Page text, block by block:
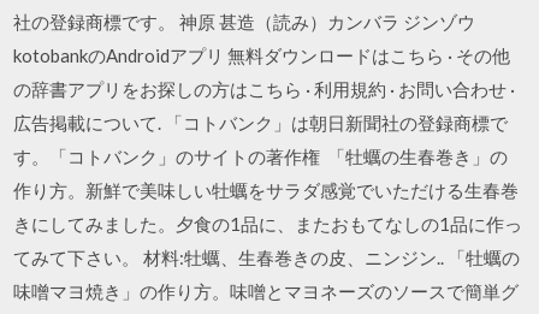
社の登録商標です。 神原 甚造（読み）カンバラ ジンゾウ
kotobankのAndroidアプリ 無料ダウンロードはこちら · その他
の辞書アプリをお探しの方はこちら · 利用規約 · お問い合わせ ·
広告掲載について. 「コトバンク」は朝日新聞社の登録商標で
す。「コトバンク」のサイトの著作権 「牡蠣の生春巻き」の
作り方。新鮮で美味しい牡蠣をサラダ感覚でいただける生春巻
きにしてみました。夕食の1品に、またおもてなしの1品に作っ
てみて下さい。 材料:牡蠣、生春巻きの皮、ニンジン.. 「牡蠣の
味噌マヨ焼き」の作り方。味噌とマヨネーズのソースで簡単グ